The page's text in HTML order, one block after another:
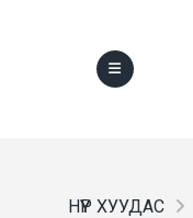
НҮҮР ХУУДАС